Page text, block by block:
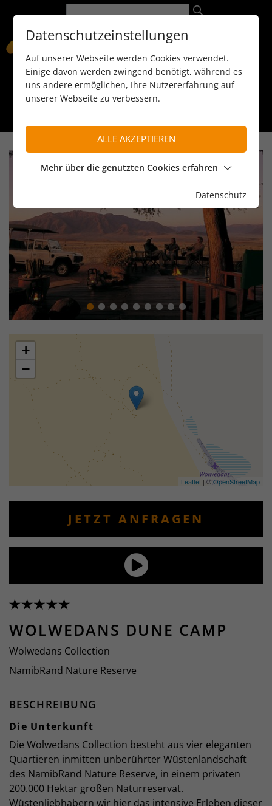
089 / 8 11 90 15
+
−
Leaflet | ©OpenStreetMap
JETZT ANFRAGEN
WOLWEDANS DUNE CAMP
Wolwedans Collection
NamibRand Nature Reserve
BESCHREIBUNG
Die Unterkunft
Die Wolwedans Collection besteht aus vier eleganten
Quartieren inmitten unberührter Wüstenlandschaft
des NamibRand Nature Reserve, in einem privaten
200.000 Hektar großen Naturreservat.
Wüstenliebhabern wir hier das intensive Erleben dieser
Datenschutzeinstellungen
Auf unserer Webseite werden Cookies verwendet.
Einige davon werden zwingend benötigt, während es
uns andere ermöglichen, Ihre Nutzererfahrung auf
unserer Webseite zu verbessern.
ALLE AKZEPTIEREN
Mehr über die genutzten Cookies erfahren
Datenschutz